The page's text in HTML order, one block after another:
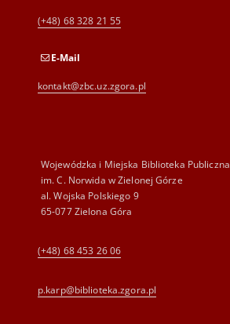
(+48) 68 328 21 55
E-Mail
kontakt@zbc.uz.zgora.pl
Wojewódzka i Miejska Biblioteka Publiczna
im. C. Norwida w Zielonej Górze
al. Wojska Polskiego 9
65-077 Zielona Góra
(+48) 68 453 26 06
p.karp@biblioteka.zgora.pl